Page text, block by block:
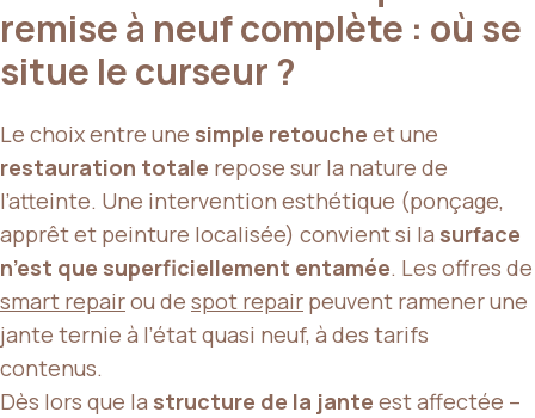
remise à neuf complète : où se
situe le curseur ?
Le choix entre une simple retouche et une
restauration totale repose sur la nature de
l’atteinte. Une intervention esthétique (ponçage,
apprêt et peinture localisée) convient si la surface
n’est que superficiellement entamée. Les offres de
smart repairou de spot repair peuvent ramener une
jante ternie à l’état quasi neuf, à des tarifs
contenus.
Dès lors que la structure de la jante est affectée –